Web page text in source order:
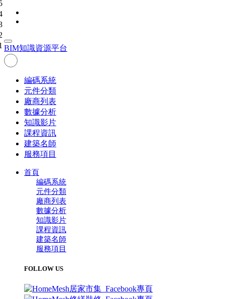
BIM知識資源平台
編碼系統
元件分類
廠商列表
數據分析
知識影片
課程資訊
建築名師
服務項目
首頁
編碼系統
元件分類
廠商列表
數據分析
知識影片
課程資訊
建築名師
服務項目
FOLLOW US